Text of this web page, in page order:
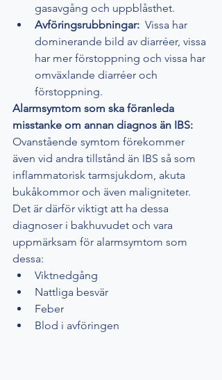
gasavgång och uppblåsthet.
Avföringsrubbningar: Vissa har
dominerande bild av diarréer, vissa
har mer förstoppning och vissa har
omväxlande diarréer och
förstoppning.
Alarmsymtom som ska föranleda
misstanke om annan diagnos än IBS:
Ovanstående symtom förekommer
även vid andra tillstånd än IBS så som
inflammatorisk tarmsjukdom, akuta
bukåkommor och även maligniteter.
Det är därför viktigt att ha dessa
diagnoser i bakhuvudet och vara
uppmärksam för alarmsymtom som
dessa:
Viktnedgång
Nattliga besvär
Feber
Blod i avföringen